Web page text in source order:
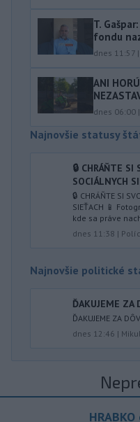
T.
fondu
dnes 11:57 |
ANI
dnes 06:00 |
Najnovšie statusy
🔒 CHRÁŇTE SI
SOCIÁLNYCH
🔒 CHRÁŇTE SI
SIEŤACH 📱
kde sa práve
dnes 11:38 |
Najnovšie politické
ĎAKUJEME ZA
ĎAKUJEME ZA
dnes 12:46 |